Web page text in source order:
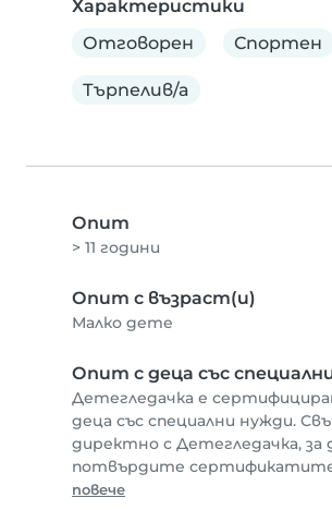
Характеристики
Отговорен
Спортен
Търпелив/а
Опит
> 11 години
Опит с възраст(и)
Малко дете
Опит с деца със
Детегледачка е
деца със специални нужди.
директно с Детегледачка, за
потвърдите
повече